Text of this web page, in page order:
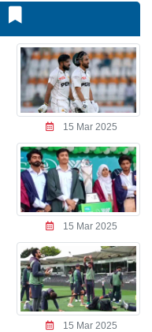
15 Mar 2025
15 Mar 2025
15 Mar 2025